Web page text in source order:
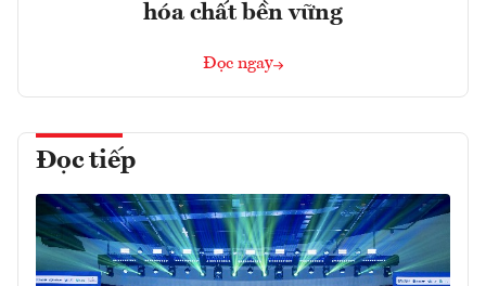
hóa chất bền vững
Đọc ngay
Đọc tiếp